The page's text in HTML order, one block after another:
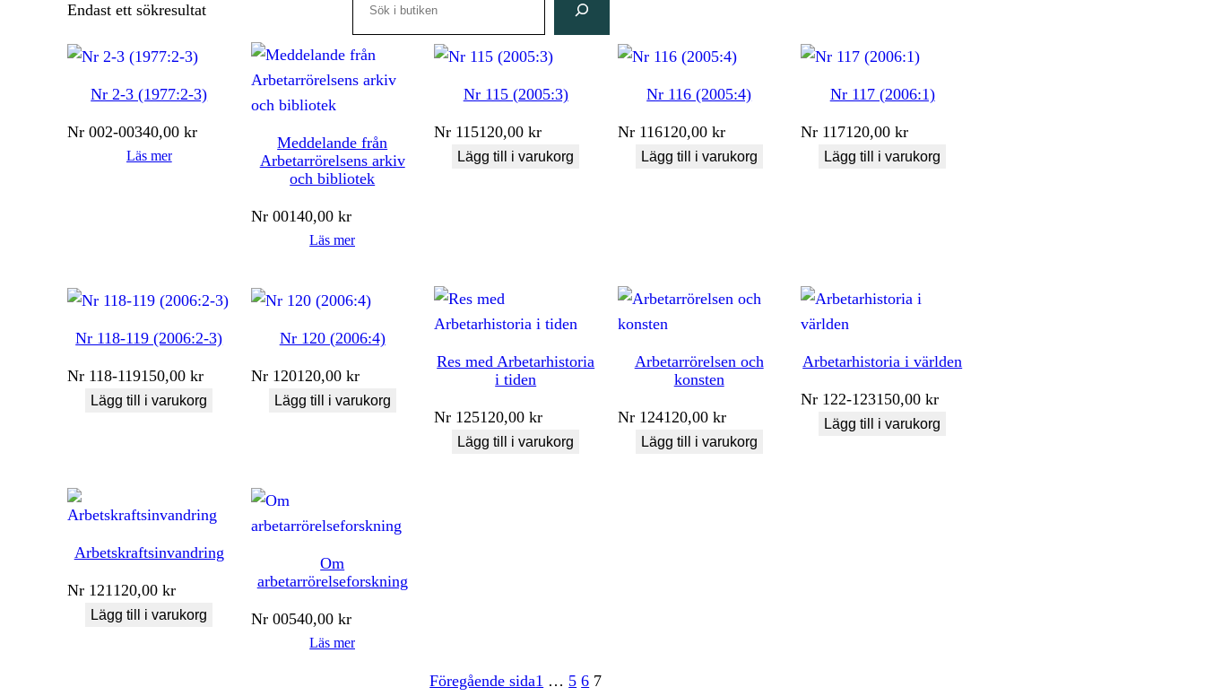
Endast ett sökresultat
Nr 2-3 (1977:2-3)
Nr 002-00340,00kr
Läs mer
Meddelande från
Arbetarrörelsens arkiv
och bibliotek
Nr 00140,00 kr
Läs mer
Nr 115 (2005:3)
Nr 115120,00kr
Lägg till i varukorg
Nr 116 (2005:4)
Nr 116120,00 kr
Lägg till i varukorg
Nr 117 (2006:1)
Nr 117120,00kr
Lägg till i varukorg
Nr 118-119 (2006:2-3)
Nr 118-119150,00kr
Lägg till i varukorg
Nr 120 (2006:4)
Nr 120120,00 kr
Lägg till i varukorg
Res med Arbetarhistoria
i tiden
Nr 125120,00kr
Lägg till i varukorg
Arbetarrörelsen och
konsten
Nr 124120,00 kr
Lägg till i varukorg
Arbetarhistoria i världen
Nr 122-123150,00kr
Lägg till i varukorg
Arbetskraftsinvandring
Nr 121120,00kr
Lägg till i varukorg
Om
arbetarrörelseforskning
Nr 00540,00 kr
Läs mer
Föregående sida1 … 5 6 7